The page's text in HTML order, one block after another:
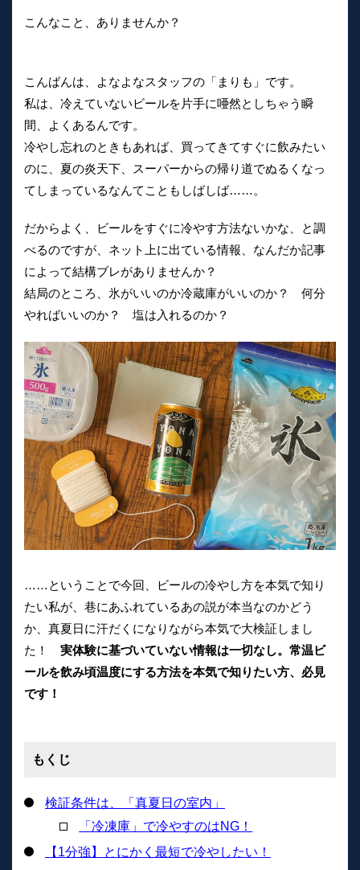
こんなこと、ありませんか？
こんばんは、よなよなスタッフの「まりも」です。
私は、冷えていないビールを片手に唖然としちゃう瞬
間、よくあるんです。
冷やし忘れのときもあれば、買ってきてすぐに飲みたい
のに、夏の炎天下、スーパーからの帰り道でぬるくなっ
てしまっているなんてこともしばしば……。
だからよく、ビールをすぐに冷やす方法ないかな、と調
べるのですが、ネット上に出ている情報、なんだか記事
によって結構ブレがありませんか？
結局のところ、氷がいいのか冷蔵庫がいいのか？ 何分
やればいいのか？ 塩は入れるのか？
……ということで今回、ビールの冷やし方を本気で知り
たい私が、巷にあふれているあの説が本当なのかどう
か、真夏日に汗だくになりながら本気で大検証しまし
た！ 実体験に基づいていない情報は一切なし。常温ビ
ールを飲み頃温度にする方法を本気で知りたい方、必見
です！
もくじ
検証条件は、「真夏日の室内」
「冷凍庫」で冷やすのはNG！
【1分強】とにかく最短で冷やしたい！